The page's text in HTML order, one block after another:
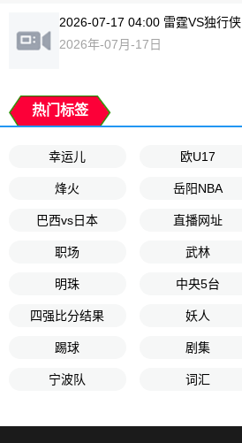
2026-07-17 04:00 雷霆VS独行侠
2026年-07月-17日
热门标签
幸运儿 欧U17
烽火 岳阳NBA
巴西vs日本 直播网址
职场 武林
明珠 中央5台
四强比分结果 妖人
踢球 剧集
宁波队 词汇